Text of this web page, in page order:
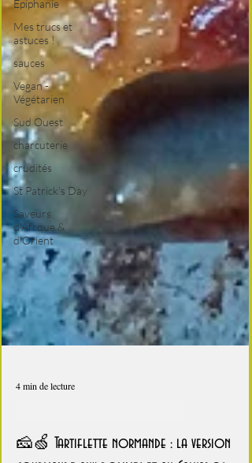
Epiphanie
Mes trucs et
astuces !
sauces
Vegan -
Végétarien
Sud Ouest
charcuterie
crudités
St Patrick's Day
Saveurs
d'Afrque &
d'Orient
Comfort food, les recettes doudou